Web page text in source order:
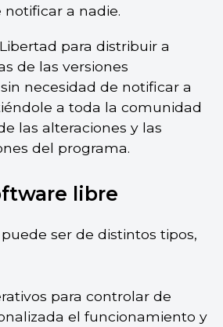
notificar a nadie.
para distribuir a
de las versiones
necesidad de notificar a
a toda la comunidad
las alteraciones y las
del programa.
libre
ser de distintos tipos,
para controlar de
el funcionamiento y